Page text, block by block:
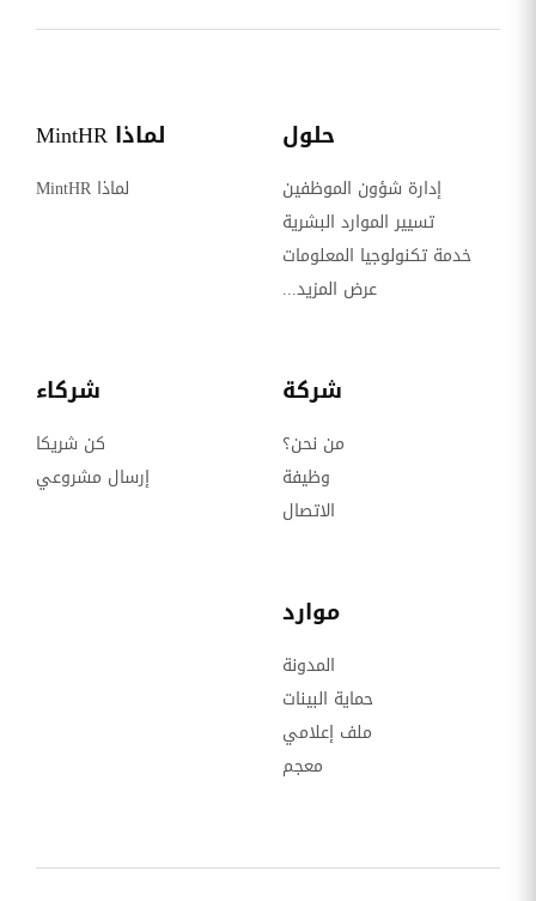
حلول
إدارة شؤون الموظفين
تسيير الموارد البشرية
خدمة تكنولوجيا المعلومات
عرض المزيد...
لماذا MintHR
لماذا MintHR
شركة
من نحن؟
وظيفة
الاتصال
شركاء
كن شريكا
إرسال مشروعي
موارد
المدونة
حماية البينات
ملف إعلامي
معجم